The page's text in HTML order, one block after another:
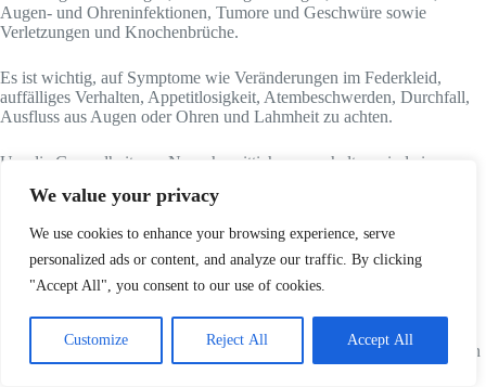
We value your privacy
We use cookies to enhance your browsing experience, serve
personalized ads or content, and analyze our traffic. By clicking
"Accept All", you consent to our use of cookies.
Customize Reject All Accept All
Augen- und Ohreninfektionen, Tumore und Geschwüre sowie
Verletzungen und Knochenbrüche.
Es ist wichtig, auf Symptome wie Veränderungen im Federkleid,
auffälliges Verhalten, Appetitlosigkeit, Atembeschwerden, Durchfall,
Ausfluss aus Augen oder Ohren und Lahmheit zu achten.
Um die Gesundheit von Nymphensittichen zu erhalten, sind eine
tierärztliche Kontrollen und sozialer Kontakt und Beschäftigung
Im Falle einer Erkrankung ist es notwendig, einen Tierarzt
aufzusuchen und entsprechende Medikamente und
Um Krankheiten zu verhindern, sollten Vorsichtsmaßnahmen ergriffen
werden.